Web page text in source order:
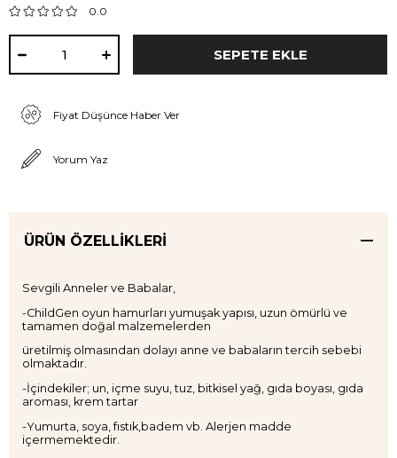
0.0
Fiyat Düşünce Haber Ver
Yorum Yaz
ÜRÜN ÖZELLIKLERI
Sevgili Anneler ve Babalar,
-ChildGen oyun hamurları yumuşak yapısı, uzun ömürlü ve
tamamen doğal malzemelerden
üretilmiş olmasından dolayı anne ve babaların tercih sebebi
olmaktadır.
-İçindekiler; un, içme suyu, tuz, bitkisel yağ, gıda boyası, gıda
aroması, krem tartar
-Yumurta, soya, fıstık,badem vb. Alerjen madde
içermemektedir.